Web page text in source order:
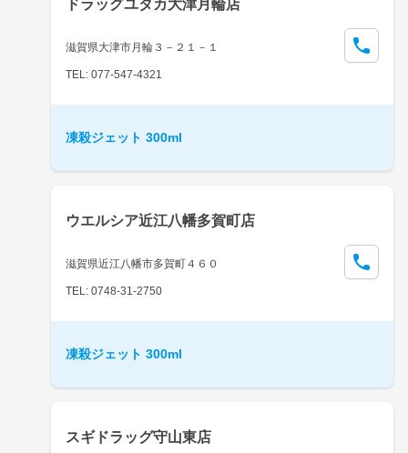
ドラッグユタカ大津月輪店
滋賀県大津市月輪３－２１－１
TEL: 077-547-4321
凍殺ジェット 300ml
ウエルシア近江八幡多賀町店
滋賀県近江八幡市多賀町４６０
TEL: 0748-31-2750
凍殺ジェット 300ml
スギドラッグ守山東店